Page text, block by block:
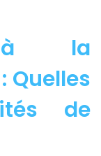
à la
Quelles
de